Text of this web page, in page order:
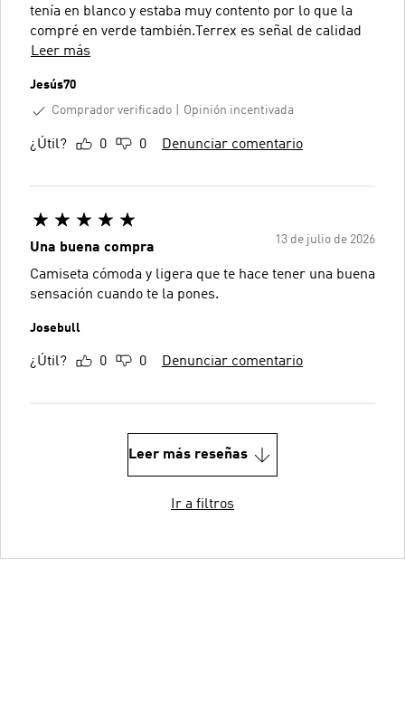
tenía en blanco y estaba muy contento por lo que la
compré en verde también.Terrex es señal de calidad
Leer más
Jesús70
Comprador verificado
Opinión incentivada
¿Útil? 0 0 Denunciar comentario
13 de julio de 2026
Una buena compra
Camiseta cómoda y ligera que te hace tener una buena
sensación cuando te la pones.
Josebull
¿Útil? 0 0 Denunciar comentario
Leer más reseñas
Ir a filtros